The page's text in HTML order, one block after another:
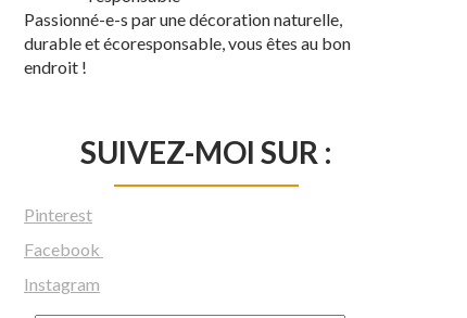
Passionné-e-s par une décoration naturelle,
durable et écoresponsable, vous êtes au bon
endroit !
SUIVEZ-MOI SUR :
Pinterest
Facebook
Instagram